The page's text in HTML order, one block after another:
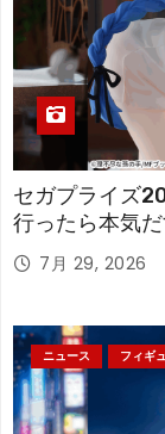
セガプライズ
行ったら本気
アが登場！
7月 29, 2026
ニュース フィギ